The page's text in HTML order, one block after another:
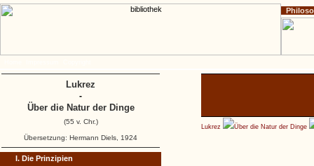
Lukrez Über die Natur der Dinge
I. Die Prinzipien
Lukrez
-
Über die Natur der Dinge
(55 v. Chr.)
Übersetzung: Hermann Diels, 1924